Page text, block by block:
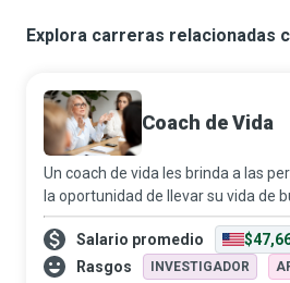
Explora carreras relacionadas
Coach de Vida
Un coach de vida les brinda a las
la oportunidad de llevar su vida de
excelente. Facilita el crecimiento y
progreso al ofrecer apoyo a sus
para mejorar sus relaciones, car
Salario promedio
Rasgos
INVESTIGADOR